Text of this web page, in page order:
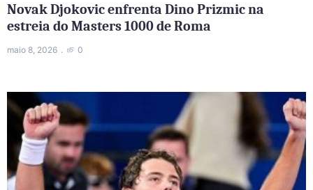
Novak Djokovic enfrenta Dino Prizmic na
estreia do Masters 1000 de Roma
maio 8, 2026 0